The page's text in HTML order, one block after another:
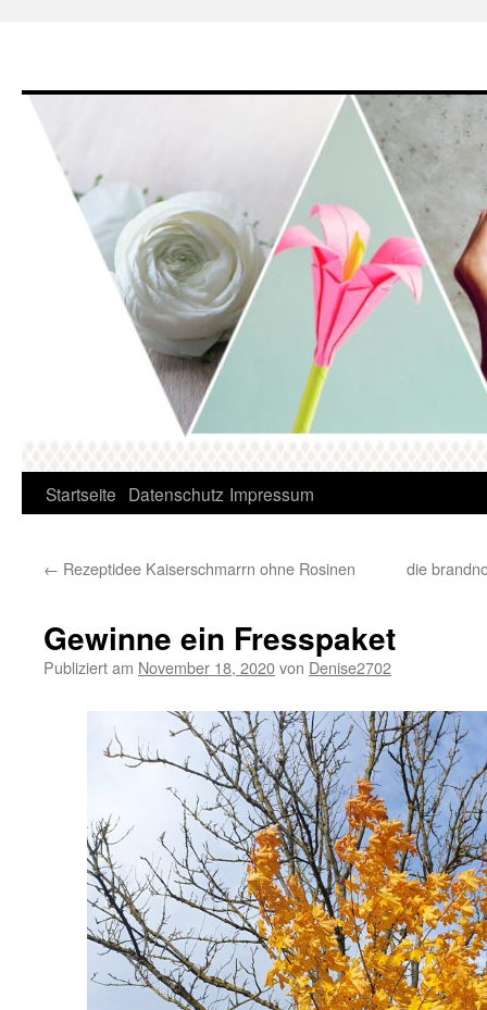
Springe
Inhalt
Startseite Datenschutz Impressum
← Rezeptidee Kaiserschmarrn ohne Rosinen die
Gewinne ein Fresspaket
Publiziert am November 18, 2020von Denise2702